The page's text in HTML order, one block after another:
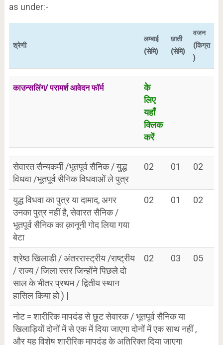
as under:-
श्रेणी
लम्बाई
(सेमि)
छाती
(सेमि)
वजन
(किग्रा
)
काउन्सलिंग/ परामर्श आवेदन फॉर्म
के
लिए
यहाँ
क्लिक
करें
सेवारत सैन्यकर्मी /भूतपूर्व सैनिक / युद्ध
विधवा /भूतपूर्व सैनिक विधवाओं ले पुत्र
02 01 02
युद्ध विधवा का पुत्र या दामाद, अगर
उनका पुत्र नहीं है, सेवारत सैनिक /
भूतपूर्व सैनिक का क़ानूनी गोद लिया गया
बेटा
02 01 02
श्रेष्ठ खिलाडी / अंतररास्ट्रीय /राष्ट्रीय
/ राज्य / जिला स्तर जिन्होंने पिछले दो
साल के भीतर प्रथम / द्वितीय स्थान
हासिल किया हो ) |
02 03 05
नोट = शारीरिक मापदंड से छूट सेवारक / भूतपूर्व सैनिक या
खिलाड़ियों दोनों में से एक में दिया जाएगा दोनों में एक साथ नहीं ,
और यह विशेष शारीरिक मापदंड के अतिरिक्त दिया जाएगा